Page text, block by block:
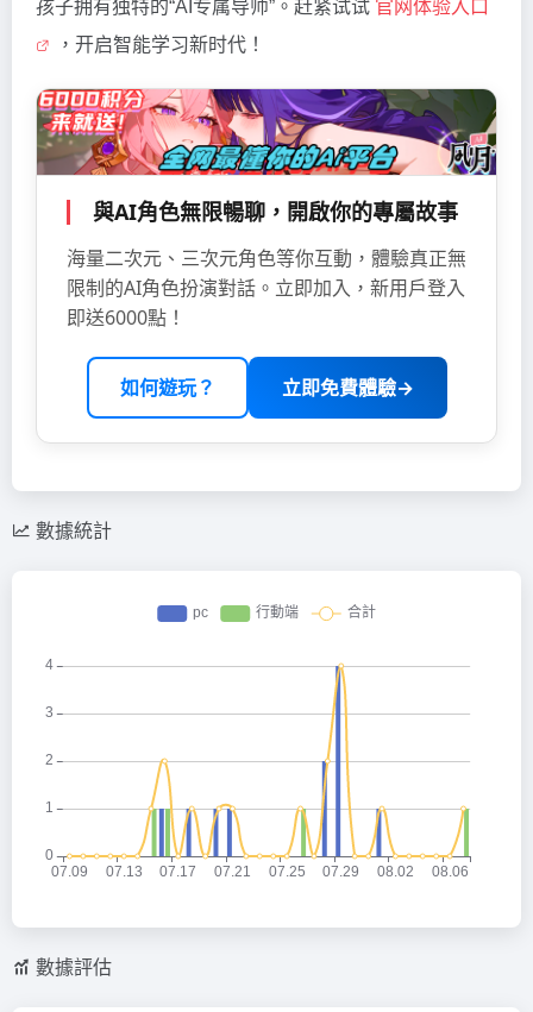
孩子拥有独特的“AI专属导师”。赶紧试试 官网体验入口
，开启智能学习新时代！
與AI角色無限暢聊，開啟你的專屬故事
海量二次元、三次元角色等你互動，體驗真正無
限制的AI角色扮演對話。立即加入，新用戶登入
即送6000點！
如何遊玩？ 立即免費體驗→
數據統計
數據評估